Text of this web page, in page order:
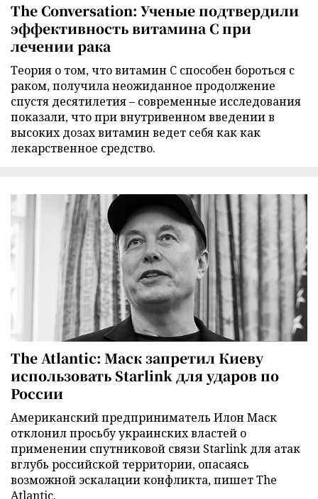
The Conversation: Ученые подтвердили
эффективность витамина C при
лечении рака
Теория о том, что витамин C способен бороться с
раком, получила неожиданное продолжение
спустя десятилетия – современные исследования
показали, что при внутривенном введении в
высоких дозах витамин ведет себя как как
лекарственное средство.
The Atlantic: Маск запретил Киеву
использовать Starlink для ударов по
России
Американский предприниматель Илон Маск
отклонил просьбу украинских властей о
применении спутниковой связи Starlink для атак
вглубь российской территории, опасаясь
возможной эскалации конфликта, пишет The
Atlantic.